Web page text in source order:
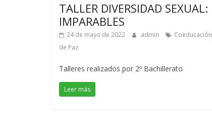
TALLER DIVERSIDAD SEXUAL:
IMPARABLES
24 de mayo de 2022 admin Coeducación
de Paz
Talleres realizados por 2º Bachillerato
Leer más